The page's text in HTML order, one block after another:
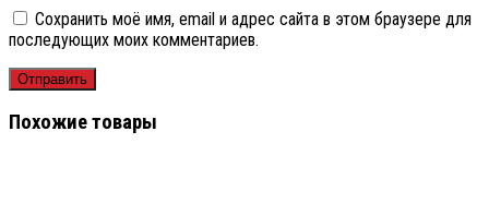
Сохранить моё имя, email и адрес сайта в этом браузере для
последующих моих комментариев.
Похожие товары